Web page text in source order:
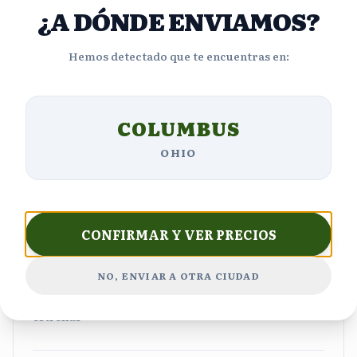
4.4
2
estrellas
¿A DÓNDE ENVIAMOS?
Hemos detectado que te encuentras en:
COLUMBUS
OHIO
CONFIRMAR Y VER PRECIOS
NO, ENVIAR A OTRA CIUDAD